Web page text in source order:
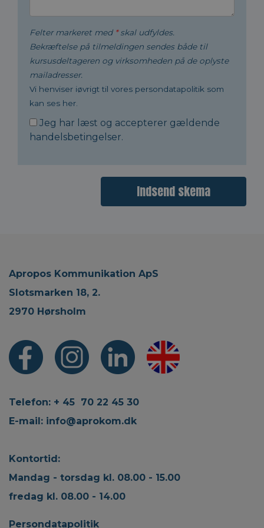
Felter markeret med *skal udfyldes.
Bekræftelse på tilmeldingen sendes både til
kursusdeltageren og virksomheden på de oplyste
mailadresser.
Vi henviser iøvrigt til vores persondatapolitik som
kan ses her.
Jeg har læst og accepterer gældende
handelsbetingelser.
Indsend skema
Apropos Kommunikation ApS
Slotsmarken 18, 2.
2970 Hørsholm
Telefon: + 45 70 22 45 30
E-mail: info@aprokom.dk
Kontortid:
Mandag - torsdag kl. 08.00 - 15.00
fredag kl. 08.00 - 14.00
Persondatapolitik